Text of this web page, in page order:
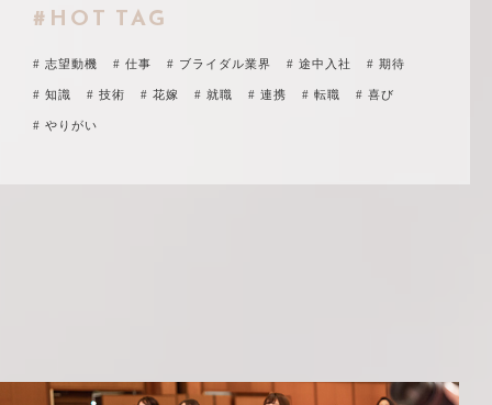
#HOT TAG
# 志望動機 # 仕事 # ブライダル業界 # 途中入社 # 期待
# 知識 # 技術 # 花嫁 # 就職 # 連携 # 転職 # 喜び
# やりがい